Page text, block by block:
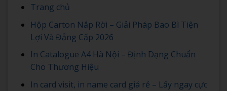
Trang chủ
Hộp Carton Nắp Rời – Giải Pháp Bao Bì Tiện
Lợi Và Đẳng Cấp 2026
In Catalogue A4 Hà Nội – Định Dạng Chuẩn
Cho Thương Hiệu
In card visit, in name card giá rẻ – Lấy ngay cực